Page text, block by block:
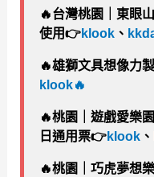
🔥台灣桃園｜東眼
使用👉klook、
🔥雄獅文具想像力
klook🔥
🔥桃園｜遊戲愛樂
日通用票👉klook、
🔥桃園｜巧虎夢想